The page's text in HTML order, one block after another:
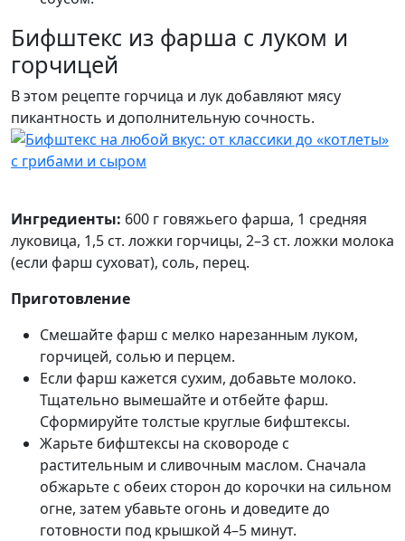
Бифштекс из фарша с луком и
горчицей
В этом рецепте горчица и лук добавляют мясу
пикантность и дополнительную сочность.
Ингредиенты: 600 г говяжьего фарша, 1 средняя
луковица, 1,5 ст. ложки горчицы, 2–3 ст. ложки молока
(если фарш суховат), соль, перец.
Приготовление
Смешайте фарш с мелко нарезанным луком,
горчицей, солью и перцем.
Если фарш кажется сухим, добавьте молоко.
Тщательно вымешайте и отбейте фарш.
Сформируйте толстые круглые бифштексы.
Жарьте бифштексы на сковороде с
растительным и сливочным маслом. Сначала
обжарьте с обеих сторон до корочки на сильном
огне, затем убавьте огонь и доведите до
готовности под крышкой 4–5 минут.